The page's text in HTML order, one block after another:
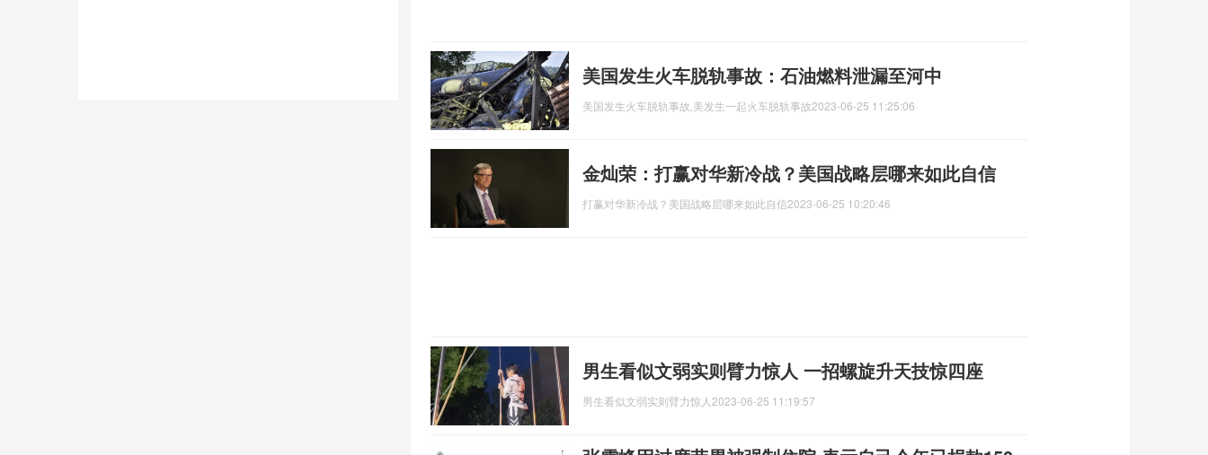
美国发生火车脱轨事故：石油燃料泄漏至河中
美国发生火车脱轨事故,美发生一起火车脱轨事故2023-06-25 11:25:06
金灿荣：打赢对华新冷战？美国战略层哪来如此自信
打赢对华新冷战？美国战略层哪来如此自信2023-06-25 10:20:46
男生看似文弱实则臂力惊人 一招螺旋升天技惊四座
男生看似文弱实则臂力惊人 2023-06-25 11:19:57